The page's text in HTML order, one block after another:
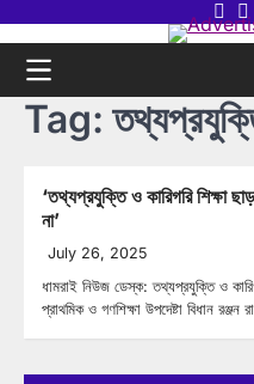
to
content
Tag:
‘তথ্যপ্রযুক্তি ও কারিগরি শিক্ষা
না’
July 26, 2025
ধামরাই নিউজ ডেস্ক: তথ্যপ্রযুক্তি ও
প্রাথমিক ও গণশিক্ষা উপদেষ্টা বিধান রঞ্জন